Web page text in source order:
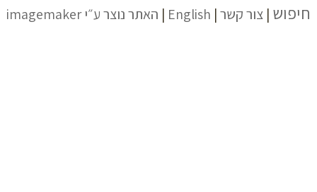
חיפוש | צור קשר|
English
| האתר נוצר ע״י imagemaker